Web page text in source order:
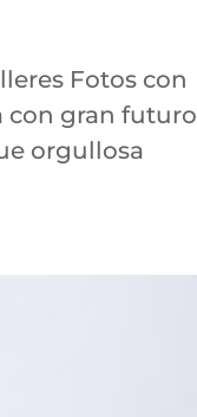
Fotos con
con gran futuro
orgullosa